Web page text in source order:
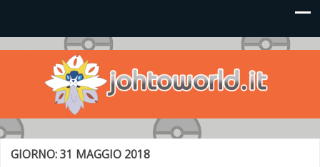
Johto World
Le novità più frizzanti dall'universo Pokémon e Nintendo
GIORNO:31 MAGGIO 2018